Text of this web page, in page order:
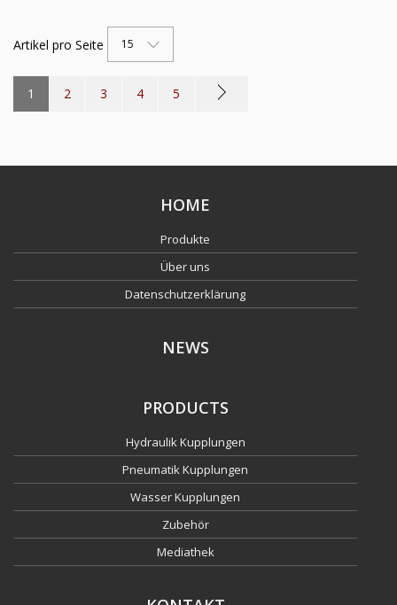
Artikel pro Seite 15
1 2 3 4 5
HOME
Produkte
Über uns
Datenschutzerklärung
NEWS
PRODUCTS
Hydraulik Kupplungen
Pneumatik Kupplungen
Wasser Kupplungen
Zubehör
Mediathek